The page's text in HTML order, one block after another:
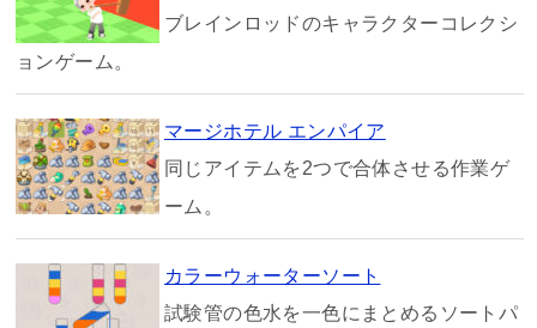
ブレインロッドのキャラクターコレクシ
ョンゲーム。
マージホテル エンパイア
同じアイテムを2つで合体させる作業ゲ
ーム。
カラーウォーターソート
試験管の色水を一色にまとめるソートパ